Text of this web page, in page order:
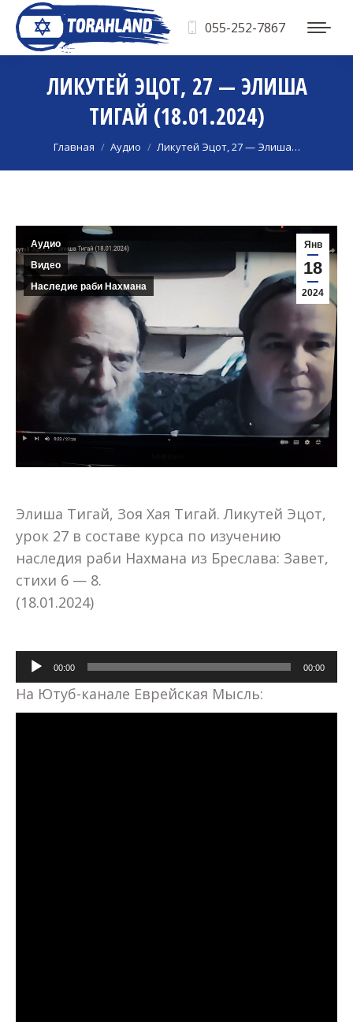
055-252-7867
ЛИКУТЕЙ ЭЦОТ, 27 — ЭЛИША
ТИГАЙ (18.01.2024)
Вы здесь:
Главная Аудио Ликутей Эцот, 27 — Элиша…
Янв
18
2024
Аудио
Видео
Наследие раби Нахмана
Элиша Тигай, Зоя Хая Тигай. Ликутей Эцот,
урок 27 в составе курса по изучению
наследия раби Нахмана из Бреслава: Завет,
стихи 6 — 8.
(18.01.2024)
Аудиоплеер
00:00 00:00
На Ютуб-канале Еврейская Мысль: